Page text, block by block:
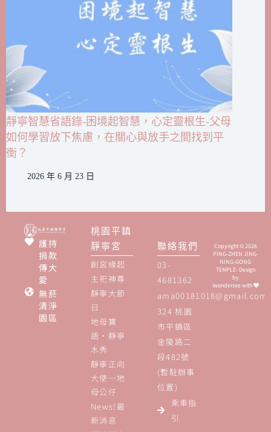
靜寧智慧省語錄-困境起智慧，心定靈根生-父母
如何學習放下焦慮，在關心與放手之間找到平
衡？
2026 年 6 月 23 日
護持
捐款
傳大
愛
無菸
清淨
園區
桃園平鎮
靜寧宮
創宮緣起
主祀神尊
靜寧大節
日
地母寶
語‧靜寧
水秀
靜寧正向
大使─地
母公仔
News!最
新消息
聯絡我們
03-
4681362
ama00181018@gmail.com
324 桃園
市平鎮區
金陵路二
段482號
(暫駐辦事
位置)
乘車指
引
Copyright © 2026
PING-ZHEN JING-
NING-GONG
TEMPLE- Design
by
iwonderseewith